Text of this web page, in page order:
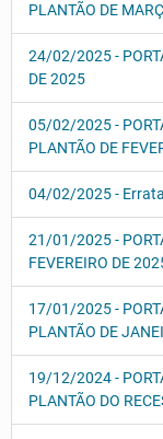
PLANTÃO DE
24/02/2025 -
DE 2025
05/02/2025 -
PLANTÃO DE
04/02/2025 - Errata
21/01/2025 -
FEVEREIRO DE
17/01/2025 -
PLANTÃO DE
19/12/2024 -
PLANTÃO DO